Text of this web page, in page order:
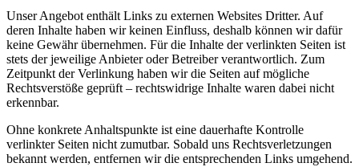
Unser Angebot enthält Links zu externen Websites Dritter. Auf
deren Inhalte haben wir keinen Einfluss, deshalb können wir dafür
keine Gewähr übernehmen. Für die Inhalte der verlinkten Seiten ist
stets der jeweilige Anbieter oder Betreiber verantwortlich. Zum
Zeitpunkt der Verlinkung haben wir die Seiten auf mögliche
Rechtsverstöße geprüft – rechtswidrige Inhalte waren dabei nicht
erkennbar.
Ohne konkrete Anhaltspunkte ist eine dauerhafte Kontrolle
verlinkter Seiten nicht zumutbar. Sobald uns Rechtsverletzungen
bekannt werden, entfernen wir die entsprechenden Links umgehend.